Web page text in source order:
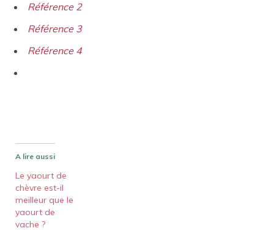
Référence 2
Référence 3
Référence 4
A lire aussi
Le yaourt de
chèvre est-il
meilleur que le
yaourt de
vache ?